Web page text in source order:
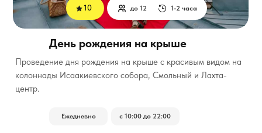
Проведение дня рождения на крыше с красивым видом на
колоннады Исаакиевского собора, Смольный и Лахта-
центр.
1-2 часа
до 12
Ежедневно с 10:00 до 22:00
День рождения на крыше
10